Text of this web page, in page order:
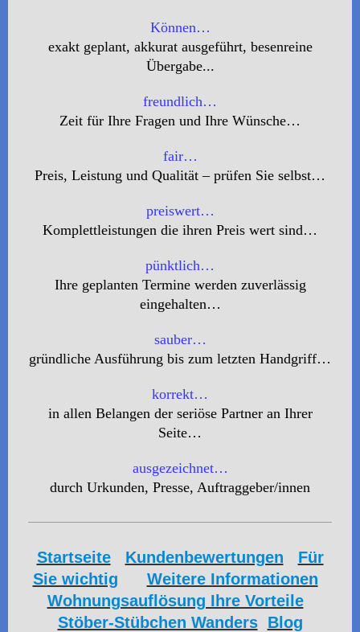
Können…
exakt geplant, akkurat ausgeführt, besenreine
Übergabe...
freundlich…
Zeit für Ihre Fragen und Ihre Wünsche…
fair…
Preis, Leistung und Qualität – prüfen Sie selbst…
preiswert…
Komplettleistungen die ihren Preis wert sind…
pünktlich…
Ihre geplanten Termine werden zuverlässig
eingehalten…
sauber…
gründliche Ausführung bis zum letzten Handgriff…
korrekt…
in allen Belangen der seriöse Partner an Ihrer
Seite…
ausgezeichnet…
durch Urkunden, Presse, Auftraggeber/innen
Startseite Kundenbewertungen
Für
Sie wichtig
Weitere Informationen
Wohnungsauflösung Ihre Vorteile
Stöber-Stübchen Wanders
Blog